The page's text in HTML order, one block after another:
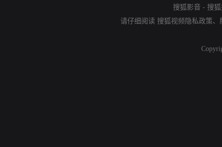
搜狐影音 - 搜
请仔细阅读 搜狐视频隐私政策、